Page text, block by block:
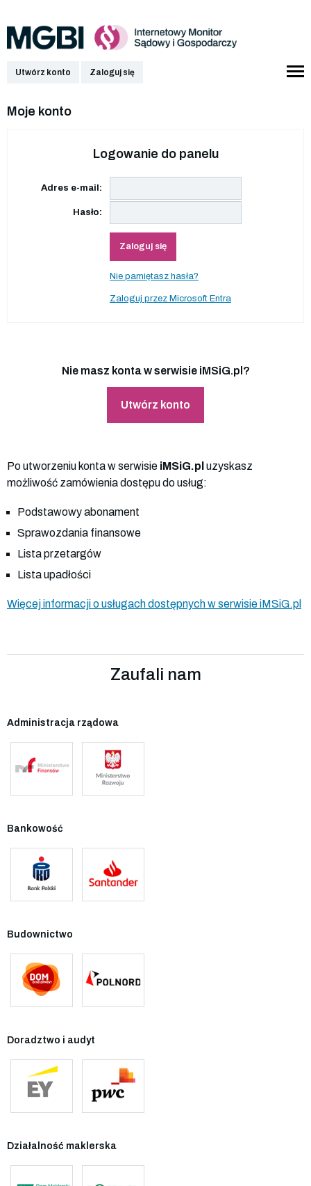
Utwórz konto Zaloguj się
Moje konto
Logowanie do panelu
Adres e-mail:
Hasło:
Zaloguj się
Nie pamiętasz hasła?
Zaloguj przez Microsoft Entra
Nie masz konta w serwisie iMSiG.pl?
Utwórz konto
Po utworzeniu konta w serwisie iMSiG.pl uzyskasz
możliwość zamówienia dostępu do usług:
Podstawowy abonament
Sprawozdania finansowe
Lista przetargów
Lista upadłości
Więcej informacji o usługach dostępnych w serwisie iMSiG.pl
Zaufali nam
Administracja rządowa
Bankowość
Budownictwo
Doradztwo i audyt
Działalność maklerska